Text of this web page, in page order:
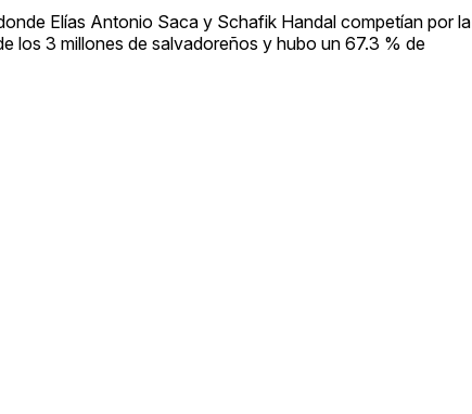
Elías Antonio Saca y Schafik Handal competían por la
los 3 millones de salvadoreños y hubo un 67.3 % de